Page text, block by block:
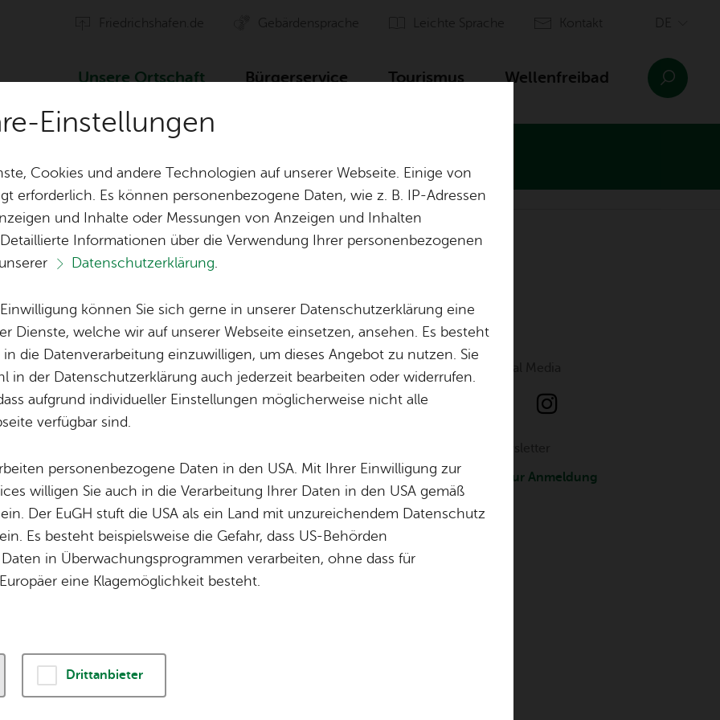
Fried­richs­ha­fen.de Ge­bär­den­spra­che Leich­te Spra­che Kon­takt
Un­se­re Ort­schaft Bür­ger­ser­vice Tou­ris­mus Wel­len­frei­bad
Orts­vor­ste­her & Ort­schafts­rat
Lo­ka­le Agen­da
Ak­ti­on Ge­mein­sinn Ai­lin­gen
Bil­der
Wei­te­re Infos
Orts­plan
Für Gast­ge­ber
Im­pres­sum
Bar­rie­re­frei­heit
Pres­se
The­men
Un­se­re Ort­schaft
Wel­len­frei­bad
Zur An­mel­dung
Einstellungen
Cookies und andere Technologien auf unserer Webseite. Einige von
erforderlich. Es können personenbezogene Daten, wie z. B. IP-Adressen
und Inhalte oder Messungen von Anzeigen und Inhalten
Informationen über die Verwendung Ihrer personenbezogenen
Datenschutzerklärung.
können Sie sich gerne in unserer Datenschutzerklärung eine
Dienste, welche wir auf unserer Webseite einsetzen, ansehen. Es besteht
die Datenverarbeitung einzuwilligen, um dieses Angebot zu nutzen. Sie
in der Datenschutzerklärung auch jederzeit bearbeiten oder widerrufen.
aufgrund individueller Einstellungen möglicherweise nicht alle
verfügbar sind.
personenbezogene Daten in den USA. Mit Ihrer Einwilligung zur
willigen Sie auch in die Verarbeitung Ihrer Daten in den USA gemäß
ein. Der EuGH stuft die USA als ein Land mit unzureichendem Datenschutz
Es besteht beispielsweise die Gefahr, dass US-Behörden
in Überwachungsprogrammen verarbeiten, ohne dass für
eine Klagemöglichkeit besteht.
Drittanbieter